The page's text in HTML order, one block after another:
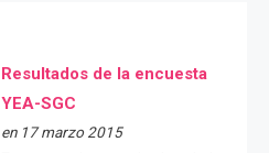
Resultados de la encuesta
YEA-SGC
en 17 marzo 2015